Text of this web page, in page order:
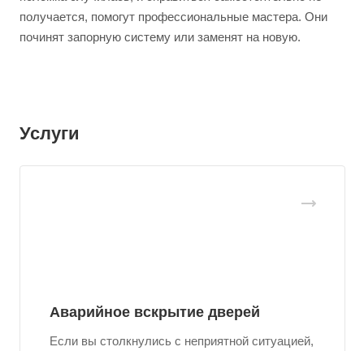
получается, помогут профессиональные мастера. Они
починят запорную систему или заменят на новую.
Услуги
Аварийное вскрытие дверей
Если вы столкнулись с неприятной ситуацией,